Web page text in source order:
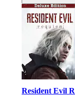
Resident Evil